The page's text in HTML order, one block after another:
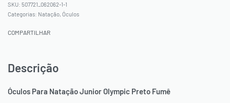
507721_062062-1-1
Categorias: Natação, Óculos
COMPARTILHAR
Descrição
Óculos Para Natação Junior Olympic Preto Fumê